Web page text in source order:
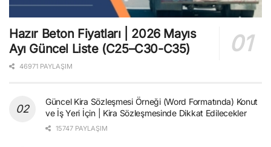
Hazır Beton Fiyatları | 2026 Mayıs
Ayı Güncel Liste (C25–C30-C35)
46971 PAYLAŞIM
Güncel Kira Sözleşmesi Örneği (Word Formatında) Konut
ve İş Yeri İçin | Kira Sözleşmesinde Dikkat Edilecekler
15747 PAYLAŞIM